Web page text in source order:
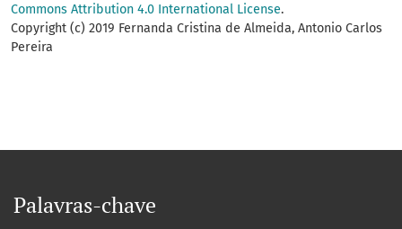
Commons Attribution 4.0 International License.
Copyright (c) 2019 Fernanda Cristina de Almeida, Antonio Carlos
Pereira
Palavras-chave